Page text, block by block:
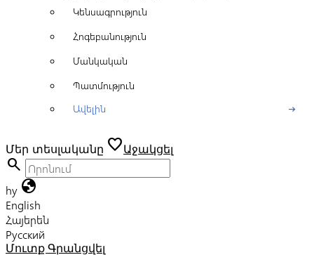
Կենսագրություն
Հոգեբանություն
Մանկական
Պատմություն
Ավելին
arrow_right_alt
Մեր տեսլականը favoriteԱջակցել
search
hy globe
English
Հայերեն
Русский
Մուտք Գրանցվել